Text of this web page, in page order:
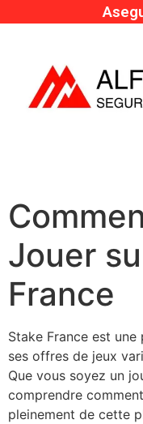
Jouer
France
Stake France est
ses offres de jeux
Que vous soyez un
comprendre
pleinement de cette